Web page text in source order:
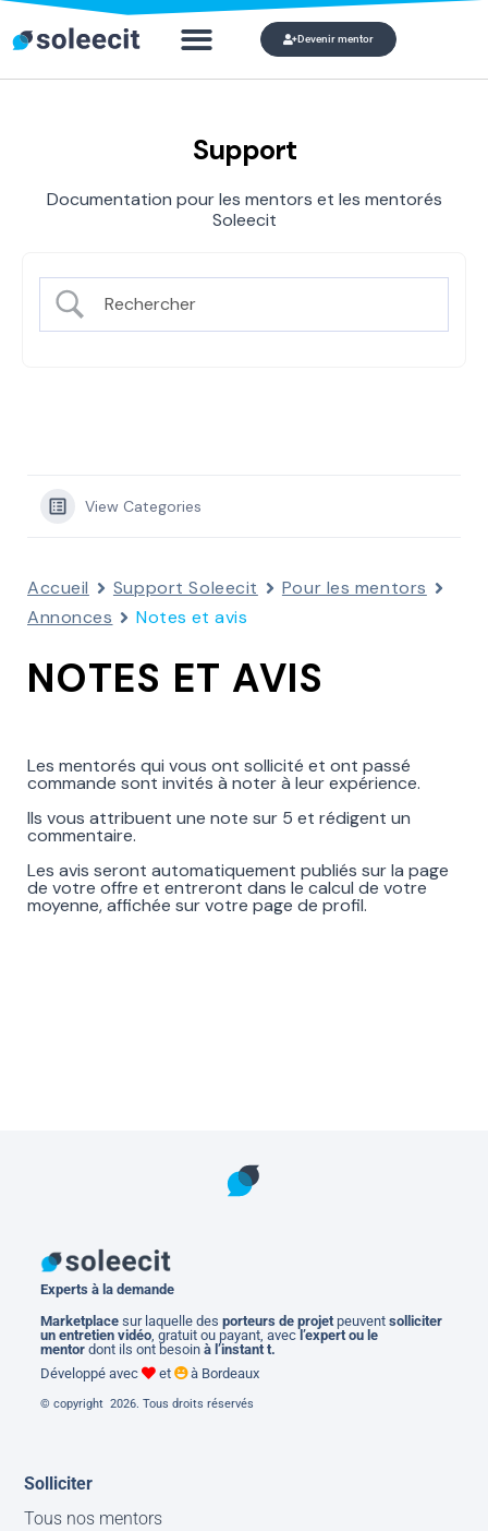
Devenir mentor
Support
Documentation pour les mentors et les mentorés
Soleecit
View Categories
Accueil Support Soleecit
Pour les mentors
Annonces
Notes et avis
NOTES ET AVIS
Les mentorés qui vous ont sollicité et ont passé
commande sont invités à noter à leur expérience.
Ils vous attribuent une note sur 5 et rédigent un
commentaire.
Les avis seront automatiquement publiés sur la page
de votre offre et entreront dans le calcul de votre
moyenne, affichée sur votre page de profil.
Experts à la demande
Marketplace sur laquelle desporteurs de projet peuventsolliciter
un entretien vidéo , gratuit ou payant, avec l’expert ou le
mentordont ils ont besoinà l’instant t.
Développé avec
et à Bordeaux
© copyright 2026. Tous droits réservés
Solliciter
Tous nos mentors